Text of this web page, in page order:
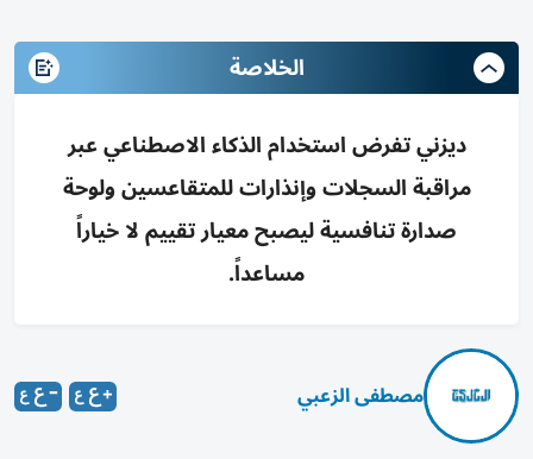
الخلاصة
ديزني تفرض استخدام الذكاء الاصطناعي عبر
مراقبة السجلات وإنذارات للمتقاعسين ولوحة
صدارة تنافسية ليصبح معيار تقييم لا خياراً
مساعداً.
مصطفى الزعبي